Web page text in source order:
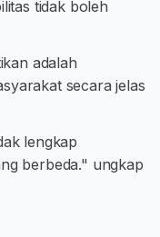
tidak boleh
adalah
secara jelas
lengkap
berbeda." ungkap